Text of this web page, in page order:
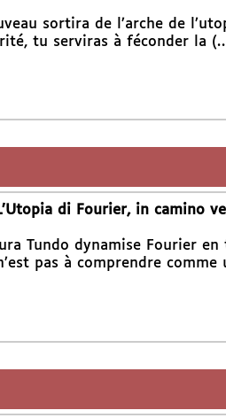
sortira de l’arche de
tu serviras à féconder la
di Fourier, in camino
Tundo dynamise Fourier
n’est pas à comprendre